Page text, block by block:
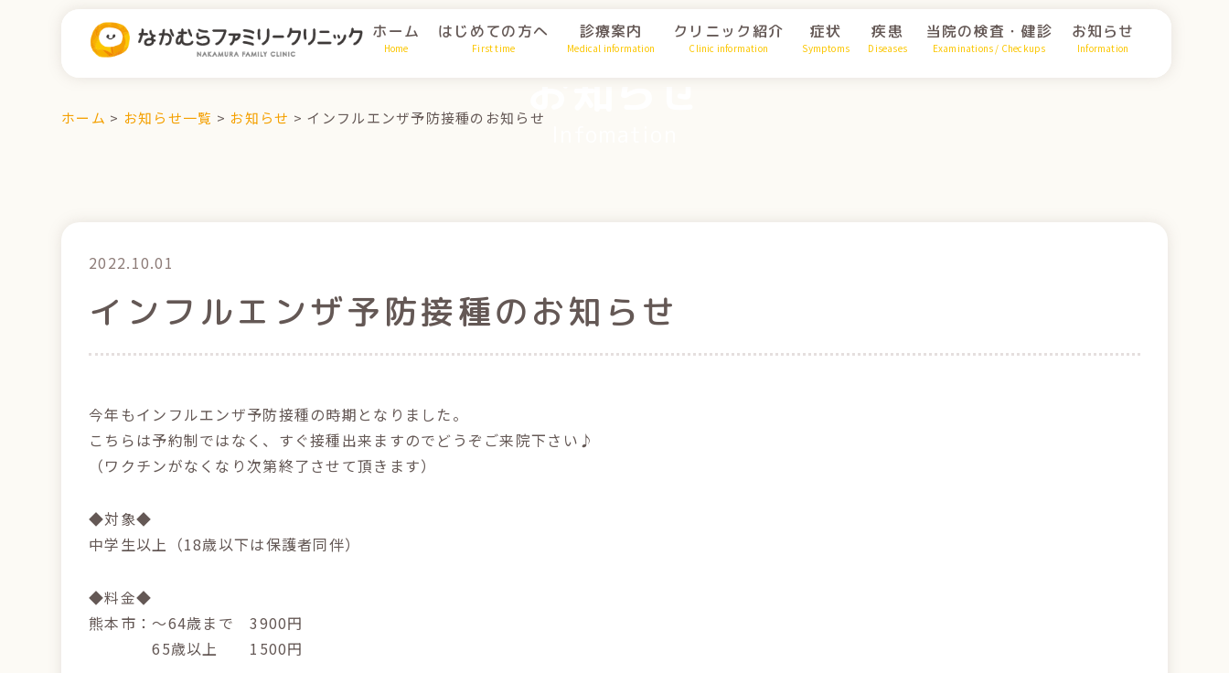
ホーム
Home
はじめての方へ
First time
診療案内
Medical information
クリニック紹介
Clinic information
症状
Symptoms
疾患
Diseases
当院の検査・健診
Examinations / Checkups
お知らせ
Information
ホーム > お知らせ一覧 > お知らせ > インフルエンザ予防接種のお知らせ
2022.10.01
インフルエンザ予防接種のお知らせ
今年もインフルエンザ予防接種の時期となりました。
こちらは予約制ではなく、すぐ接種出来ますのでどうぞご来院下さい♪
（ワクチンがなくなり次第終了させて頂きます）
◆対象◆
中学生以上（18歳以下は保護者同伴）
◆料金◆
熊本市：～64歳まで 3900円
65歳以上 1500円